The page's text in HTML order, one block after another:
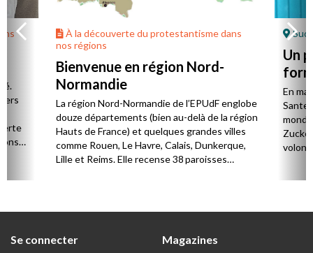
À la découverte du protestantisme dans
nos régions
Bienvenue en région Nord-
Normandie
La région Nord-Normandie de l’EPUdF englobe
douze départements (bien au-delà de la région
Hauts de France) et quelques grandes villes
comme Rouen, Le Havre, Calais, Dunkerque,
Lille et Reims. Elle recense 38 paroisses
Un
En
Sante
Se connecter
Magazines